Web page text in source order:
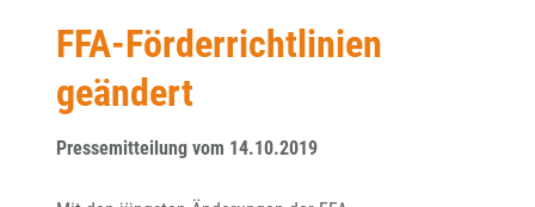
FFA-Förderrichtlinien
geändert
Pressemitteilung vom 14.10.2019